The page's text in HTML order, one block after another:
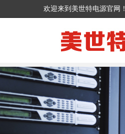
欢迎来到美世特电源官网！